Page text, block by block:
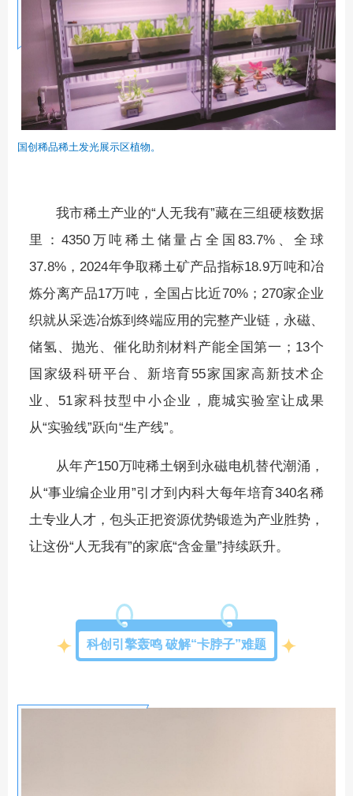
国创稀品稀土发光展示区植物。
我市稀土产业的“人无我有”藏在三组硬核数据
里：4350万吨稀土储量占全国83.7%、全球
37.8%，2024年争取稀土矿产品指标18.9万吨和冶
炼分离产品17万吨，全国占比近70%；270家企业
织就从采选冶炼到终端应用的完整产业链，永磁、
储氢、抛光、催化助剂材料产能全国第一；13个
国家级科研平台、新培育55家国家高新技术企
业、51家科技型中小企业，鹿城实验室让成果
从“实验线”跃向“生产线”。
从年产150万吨稀土钢到永磁电机替代潮涌，
从“事业编企业用”引才到内科大每年培育340名稀
土专业人才，包头正把资源优势锻造为产业胜势，
让这份“人无我有”的家底“含金量”持续跃升。
科创引擎轰鸣 破解“卡脖子”难题